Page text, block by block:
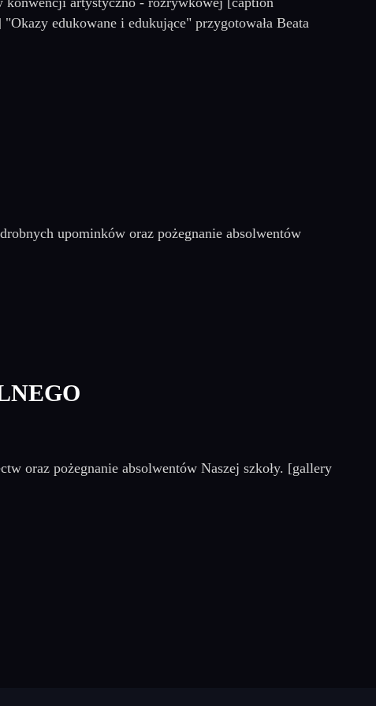
edukowane i edukujące" przygotowała Beata
upominków oraz pożegnanie absolwentów
oraz pożegnanie absolwentów Naszej szkoły. [gallery